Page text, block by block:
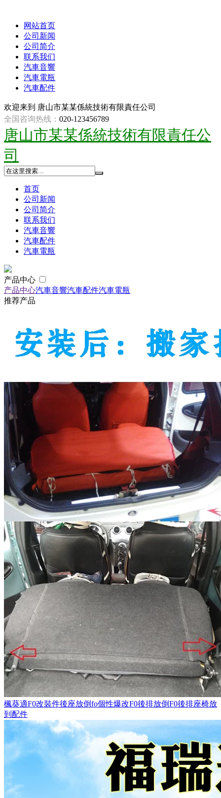
网站首页
公司新闻
公司简介
联系我们
汽車音響
汽車電瓶
汽車配件
欢迎来到 唐山市某某係統技術有限責任公司
全国咨询热线： 020-123456789
唐山市某某係統技術有限責任公
司
首页
公司新闻
公司简介
联系我们
汽車音響
汽車配件
汽車電瓶
产品中心
产品中心汽車音響汽車配件汽車電瓶
推荐产品
楓葵適F0改裝件後座放倒fo個性爆改F0後排放倒F0後排座椅放
到配件